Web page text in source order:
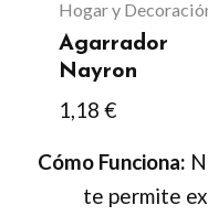
Hogar y
Agarrador
Nayron
1,18 €
pueden
elegir
en
página
Cómo Funciona:
te permite